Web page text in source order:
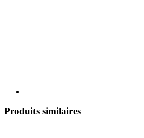
Produits similaires